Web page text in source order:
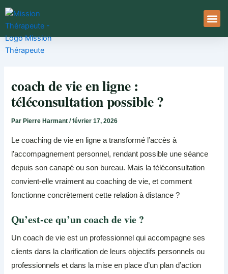
Aller
au
contenu
coach de vie en ligne :
téléconsultation possible ?
Par Pierre Harmant/février 17, 2026
Le coaching de vie en ligne a transformé l’accès à
l’accompagnement personnel, rendant possible une séance
depuis son canapé ou son bureau. Mais la téléconsultation
convient-elle vraiment au coaching de vie, et comment
fonctionne concrètement cette relation à distance ?
Qu’est-ce qu’un coach de vie ?
Un coach de vie est un professionnel qui accompagne ses
clients dans la clarification de leurs objectifs personnels ou
professionnels et dans la mise en place d’un plan d’action